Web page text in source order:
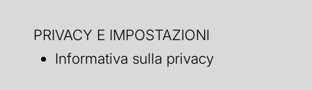
PRIVACY E IMPOSTAZIONI
Informativa sulla privacy